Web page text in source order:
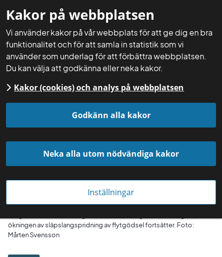
Kakor på webbplatsen
Vi använder kakor på vår webbplats för att ge dig en bra
funktionalitet och för att samla in statistik som vi
använder som underlag för att förbättra webbplatsen.
Du kan välja att godkänna eller neka kakor.
Kakor (cookies) och analys på webbplatsen
Godkänn alla kakor
Neka alla utom nödvändiga kakor
Inställningar
Mina sidor
Startsida Aktuellt Nyheter
ökningen av släpslangspridning av flytgödsel fortsätter. Foto:
Mårten Svensson